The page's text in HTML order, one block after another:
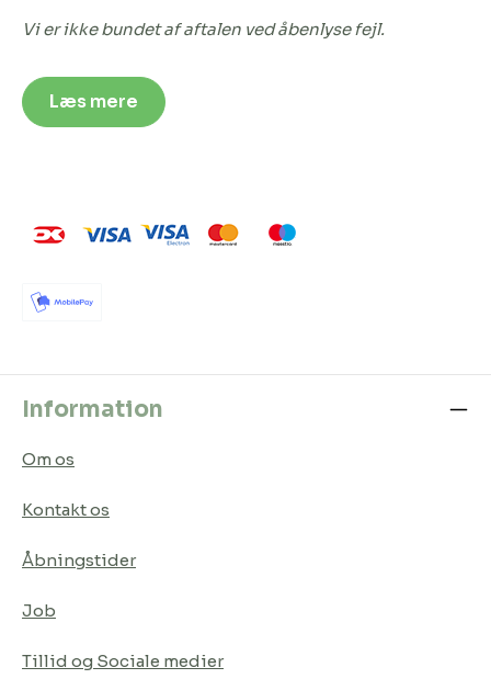
Vi er ikke bundet af aftalen ved åbenlyse fejl.
Læs mere
Information
Om os
Kontakt os
Åbningstider
Job
Tillid og Sociale medier